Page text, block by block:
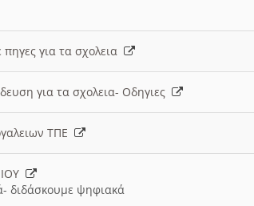
πηγες για τα σχολεια
για τα σχολεια- Οδηγιες
ΤΠΕ
διδάσκουμε ψηφιακά